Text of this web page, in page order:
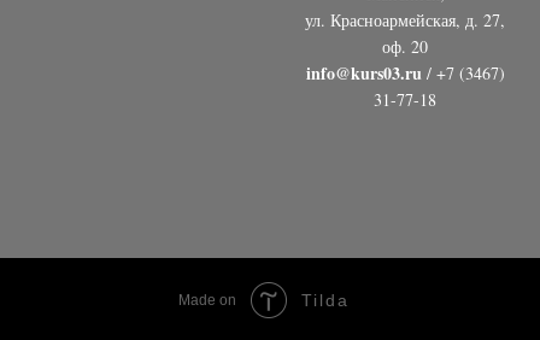
ул. Красноармейская, д. 27,
оф. 20
info@kurs03.ru/ +7 (3467)
31-77-18
Made on Tilda